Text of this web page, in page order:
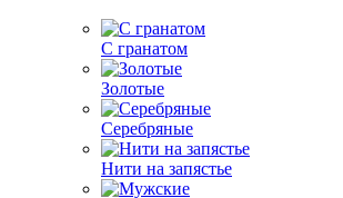
С гранатом
Золотые
Серебряные
Нити на запястье